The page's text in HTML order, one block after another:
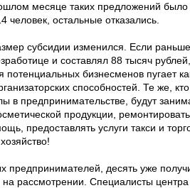
месяце таких предложений
человек, остальные отказались.
субсидии изменился. Если
и составлял 88 тысяч
потенциальных бизнесменов пугает
способностей. Те же,
в предпринимательстве, будут
продукции,
предоставлять услуги такси и
предпринимателей, десять уже
рассмотрении. Специалисты центра